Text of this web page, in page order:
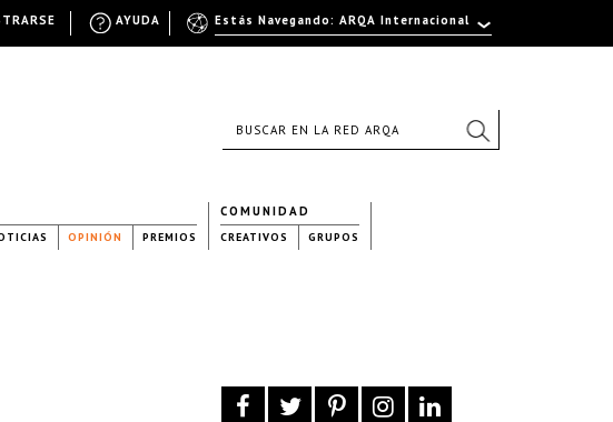
OPINIÓN PREMIOS
COMUNIDAD
CREATIVOS GRUPOS
Estás Navegando: ARQA Internacional
AYUDA